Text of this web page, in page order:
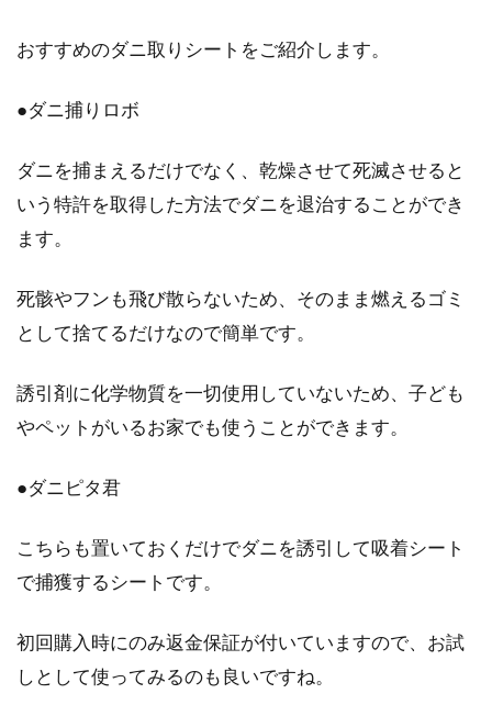
おすすめのダニ取りシートをご紹介します。
●ダニ捕りロボ
ダニを捕まえるだけでなく、乾燥させて死滅させると
いう特許を取得した方法でダニを退治することができ
ます。
死骸やフンも飛び散らないため、そのまま燃えるゴミ
として捨てるだけなので簡単です。
誘引剤に化学物質を一切使用していないため、子ども
やペットがいるお家でも使うことができます。
●ダニピタ君
こちらも置いておくだけでダニを誘引して吸着シート
で捕獲するシートです。
初回購入時にのみ返金保証が付いていますので、お試
しとして使ってみるのも良いですね。